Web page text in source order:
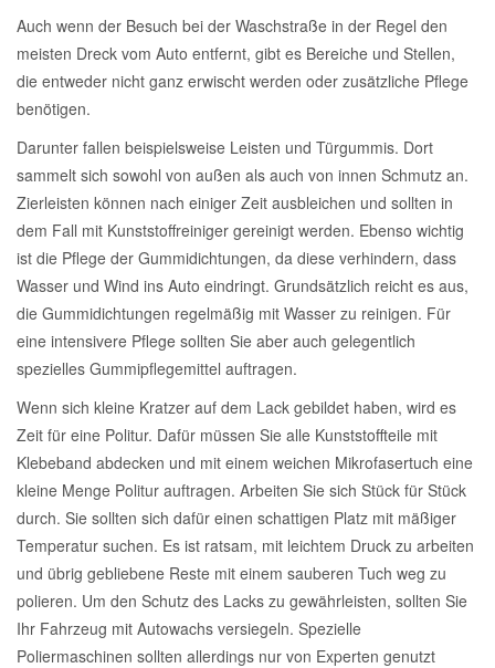
Auch wenn der Besuch bei der Waschstraße in der Regel den
meisten Dreck vom Auto entfernt, gibt es Bereiche und Stellen,
die entweder nicht ganz erwischt werden oder zusätzliche Pflege
benötigen.
Darunter fallen beispielsweise Leisten und Türgummis. Dort
sammelt sich sowohl von außen als auch von innen Schmutz an.
Zierleisten können nach einiger Zeit ausbleichen und sollten in
dem Fall mit Kunststoffreiniger gereinigt werden. Ebenso wichtig
ist die Pflege der Gummidichtungen, da diese verhindern, dass
Wasser und Wind ins Auto eindringt. Grundsätzlich reicht es aus,
die Gummidichtungen regelmäßig mit Wasser zu reinigen. Für
eine intensivere Pflege sollten Sie aber auch gelegentlich
spezielles Gummipflegemittel auftragen.
Wenn sich kleine Kratzer auf dem Lack gebildet haben, wird es
Zeit für eine Politur. Dafür müssen Sie alle Kunststoffteile mit
Klebeband abdecken und mit einem weichen Mikrofasertuch eine
kleine Menge Politur auftragen. Arbeiten Sie sich Stück für Stück
durch. Sie sollten sich dafür einen schattigen Platz mit mäßiger
Temperatur suchen. Es ist ratsam, mit leichtem Druck zu arbeiten
und übrig gebliebene Reste mit einem sauberen Tuch weg zu
polieren. Um den Schutz des Lacks zu gewährleisten, sollten Sie
Ihr Fahrzeug mit Autowachs versiegeln. Spezielle
Poliermaschinen sollten allerdings nur von Experten genutzt
Riementrieb
Zündanlage und Glühanlage
Prüf- und Messwerkzeuge
Reparatur-Zubehör
Karosserie Werkzeug
Reifen Zubehör
Schlüsselgehäuse
Werkstattbedarf
Winter-Autozubehör
Cupra Ersatzteile
Daewoo Ersatzteile
Daihatsu Ersatzteile
Dodge Ersatzteile
Honda Ersatzteile
Hyundai Ersatzteile
Jeep Ersatzteile
Kia Ersatzteile
Lancia Ersatzteile
Mazda Ersatzteile